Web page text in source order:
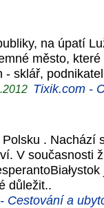
na úpatí
město,
- sklář,
Tixik.com -
Polsku .
V současnosti
důležit..
Cestování a